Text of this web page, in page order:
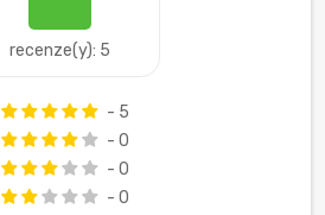
recenze(y): 5
- 5
- 0
- 0
- 0